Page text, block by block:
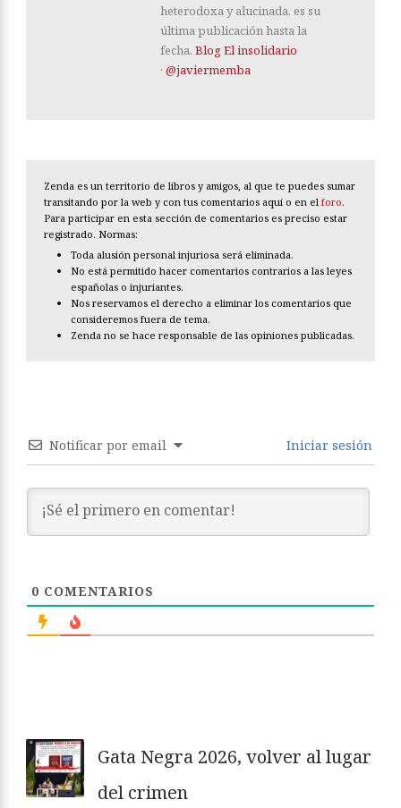
heterodoxa y alucinada, es su
última publicación hasta la
fecha. Blog El insolidario
· @javiermemba
Zenda es un territorio de libros y amigos, al que te puedes sumar
transitando por la web y con tus comentarios aquí o en el foro.
Para participar en esta sección de comentarios es preciso estar
registrado. Normas:
Toda alusión personal injuriosa será eliminada.
No está permitido hacer comentarios contrarios a las leyes
españolas o injuriantes.
Nos reservamos el derecho a eliminar los comentarios que
consideremos fuera de tema.
Zenda no se hace responsable de las opiniones publicadas.
Notificar por email Iniciar sesión
0 COMENTARIOS
Gata Negra 2026, volver al lugar
del crimen